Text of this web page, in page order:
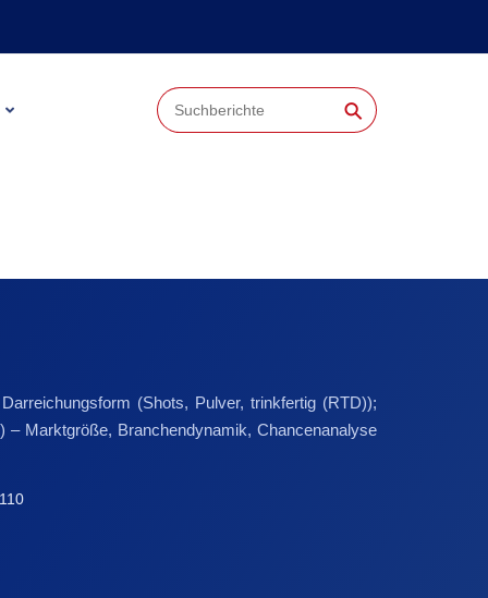
⚲
(Shots, Pulver, trinkfertig (RTD));
– Marktgröße, Branchendynamik, Chancenanalyse